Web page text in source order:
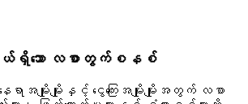
လွယ်ရှိသော လစာတွက်စနစ်
ရာအမျိုးမျိုးနှင့် ငွေကြေးအမျိုးမျိုးအတွက် လစာ